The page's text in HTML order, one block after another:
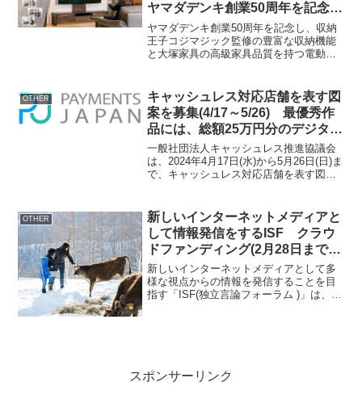
ヤマダデンキ創業50周年を記念し
て発売
ヤマダデンキ創業50周年を記念し、収納
王子コジマジック監修の豊富な収納機能
と大塚家具の高級家具品質を持つ電動昇
製品概要名前： e-RIZE／イーライズ ラ
グジュ...
OTHER
キャッシュレス対応店舗を表す図
案を募集(4/17～5/26) 最優秀作
品には、総額25万円分のデジタル
ギフトを贈呈
一般社団法人キャッシュレス推進協議会
は、2024年4月17日(水)から5月26日(日)ま
で、キャッシュレス対応店舗を表す図案
フトをセットで、総額25万円分を贈呈い
たしま...
OTHER
新しいインターネットメディアと
して情報発信をするISF クラウ
ドファンディング(2月28日まで)
と市民記者募集を実施中
新しいインターネットメディアとして多
様な視点からの情報を発信することを目
指す「ISF(独立言論フォーラム )」は、
スポンサーリンク